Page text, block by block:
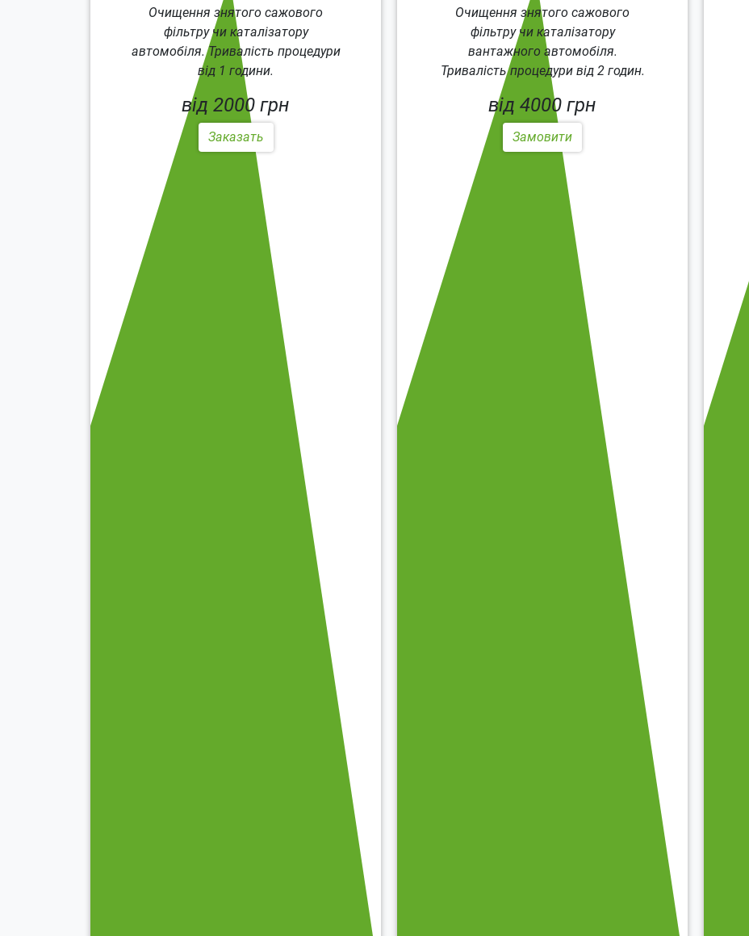
Очищення знятого сажового
фільтру чи каталізатору
автомобіля. Тривалість процедури
від 1 години.
від 2000 грн
Заказать
Очищення знятого сажового
фільтру чи каталізатору
вантажного автомобіля.
Тривалість процедури від 2 годин.
від 4000 грн
Замовити